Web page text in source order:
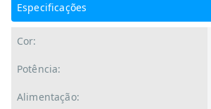
Especificações
Cor:
Potência:
Alimentação: